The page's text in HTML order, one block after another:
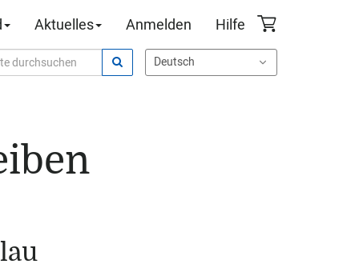
Aktuelles Anmelden Hilfe